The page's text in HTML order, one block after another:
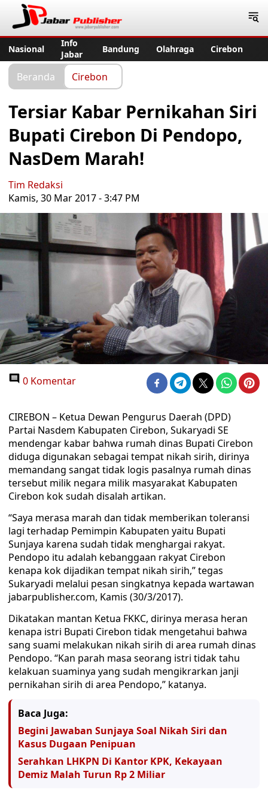
Nasional
Info
Jabar
Bandung Olahraga Cirebon
Beranda Cirebon
Tersiar Kabar Pernikahan Siri
Bupati Cirebon Di Pendopo,
NasDem Marah!
Tim Redaksi
Kamis, 30 Mar 2017 - 3:47 PM
0 Komentar
CIREBON – Ketua Dewan Pengurus Daerah (DPD)
Partai Nasdem Kabupaten Cirebon, Sukaryadi SE
mendengar kabar bahwa rumah dinas Bupati Cirebon
diduga digunakan sebagai tempat nikah sirih, dirinya
memandang sangat tidak logis pasalnya rumah dinas
tersebut milik negara milik masyarakat Kabupaten
Cirebon kok sudah disalah artikan.
“Saya merasa marah dan tidak memberikan toleransi
lagi terhadap Pemimpin Kabupaten yaitu Bupati
Sunjaya karena sudah tidak menghargai rakyat.
Pendopo itu adalah kebanggaan rakyat Cirebon
kenapa kok dijadikan tempat nikah sirih,” tegas
Sukaryadi melalui pesan singkatnya kepada wartawan
jabarpublisher.com, Kamis (30/3/2017).
Dikatakan mantan Ketua FKKC, dirinya merasa heran
kenapa istri Bupati Cirebon tidak mengetahui bahwa
sang suami melakukan nikah sirih di area rumah dinas
Pendopo. “Kan parah masa seorang istri tidak tahu
kelakuan suaminya yang sudah mengikrarkan janji
pernikahan sirih di area Pendopo,” katanya.
Baca Juga:
Begini Jawaban Sunjaya Soal Nikah Siri dan
Kasus Dugaan Penipuan
Serahkan LHKPN Di Kantor KPK, Kekayaan
Demiz Malah Turun Rp 2 Miliar